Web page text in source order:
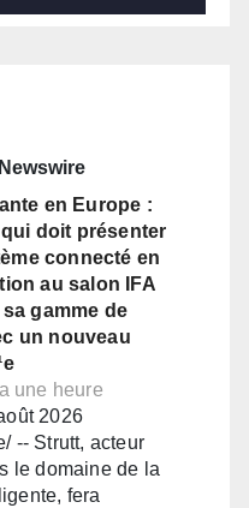
en Europe :
doit présenter
connecté en
au salon IFA
gamme de
un nouveau
une heure
2026
-- Strutt, acteur
le domaine de la
fera